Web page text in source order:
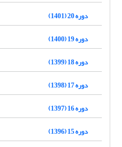
دوره 20 (1401)
دوره 19 (1400)
دوره 18 (1399)
دوره 17 (1398)
دوره 16 (1397)
دوره 15 (1396)